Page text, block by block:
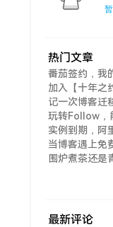
热门文章
番茄签约，我
加入【十年之
记一次博客迁
玩转Follow，
实例到期，阿
当博客遇上免
围炉煮茶还是
最新评论